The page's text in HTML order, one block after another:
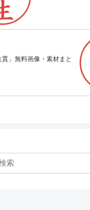
」無料画像・素材まと